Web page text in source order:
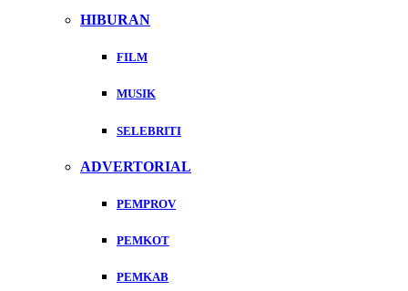
HIBURAN
FILM
MUSIK
SELEBRITI
ADVERTORIAL
PEMPROV
PEMKOT
PEMKAB